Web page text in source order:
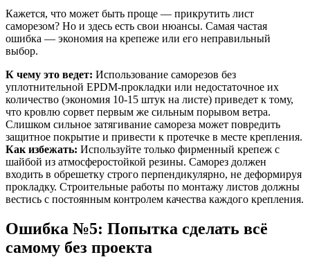
Кажется, что может быть проще — прикрутить лист
саморезом? Но и здесь есть свои нюансы. Самая частая
ошибка — экономия на крепеже или его неправильный
выбор.
К чему это ведет: Использование саморезов без
уплотнительной EPDM-прокладки или недостаточное их
количество (экономия 10-15 штук на листе) приведет к тому,
что кровлю сорвет первым же сильным порывом ветра.
Слишком сильное затягивание самореза может повредить
защитное покрытие и привести к протечке в месте крепления.
Как избежать: Используйте только фирменный крепеж с
шайбой из атмосферостойкой резины. Саморез должен
входить в обрешетку строго перпендикулярно, не деформируя
прокладку. Строительные работы по монтажу листов должны
вестись с постоянным контролем качества каждого крепления.
Ошибка №5: Попытка сделать всё
самому без проекта